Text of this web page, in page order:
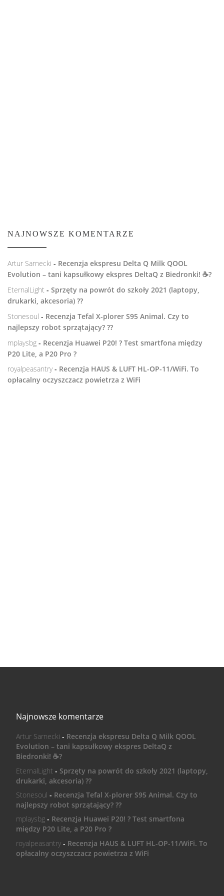
NAJNOWSZE KOMENTARZE
Artur Sarnecki - Recenzja ekspresu Delta Q Milk QOOL
Evolution – tani kapsułkowy ekspres DeltaQ z Biedronki! ☕️?
EternalLight - Sprzęty na powrót do szkoły 2021 (laptopy,
drukarki, akcesoria) ??
Stonesoul - Recenzja Tefal X-plorer S95 Animal. Czy to
najlepszy robot sprzątający? ??
mplaysbg - Recenzja Huawei P20! ? Test smartfona między
P20 Lite, a P20 Pro ?
royalpeasantry- Recenzja HAUS & LUFT HL-OP-11/WiFi. To
opłacalny oczyszczacz powietrza z WiFi
Najnowsze komentarze
Artur Sarnecki - Recenzja ekspresu Delta Q Milk QOOL
Evolution – tani kapsułkowy ekspres DeltaQ z
Biedronki! ☕️?
EternalLight - Sprzęty na powrót do szkoły 2021 (laptopy,
drukarki, akcesoria) ??
Stonesoul - Recenzja Tefal X-plorer S95 Animal. Czy to
najlepszy robot sprzątający? ??
mplaysbg- Recenzja Huawei P20! ? Test smartfona
między P20 Lite, a P20 Pro ?
royalpeasantry- Recenzja HAUS & LUFT HL-OP-11/WiFi. To
opłacalny oczyszczacz powietrza z WiFi